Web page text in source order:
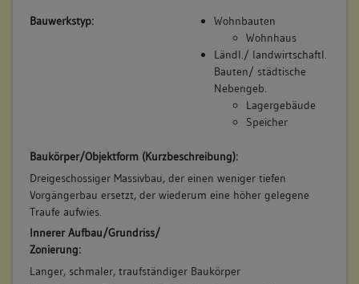
Bauwerkstyp:
Wohnbauten
Wohnhaus
Ländl./ landwirtschaftl.
Bauten/ städtische
Nebengeb.
Lagergebäude
Speicher
Baukörper/Objektform (Kurzbeschreibung):
Dreigeschossiger Massivbau, der einen weniger tiefen
Vorgängerbau ersetzt, der wiederum eine höher gelegene
Traufe aufwies.
Innerer Aufbau/Grundriss/
Zonierung:
Langer, schmaler, traufständiger Baukörper